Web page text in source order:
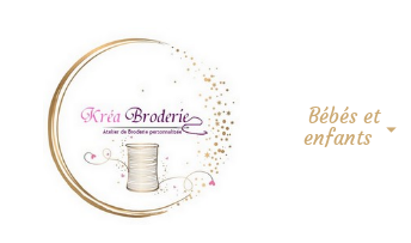
Bébés et
enfants